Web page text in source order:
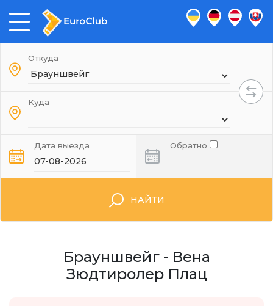
Откуда
Куда
Дата выезда Обратно
НАЙТИ
Брауншвейг - Вена
Зюдтиролер Плац